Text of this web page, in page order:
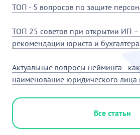
ТОП - 5 вопросов по защите
ТОП 25 советов при открытии ИП –
рекомендации юриста и бухгалтера
Актуальные вопросы нейминга -
наименование юридического лица
Все статьи